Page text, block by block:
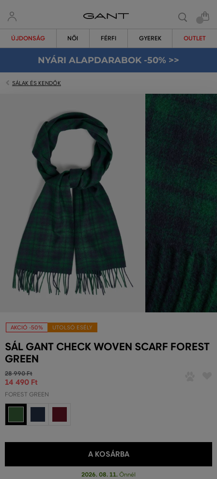
ÚJDONSÁG NŐI FÉRFI GYEREK OUTLET
NYÁRI ALAPDARABOK -50% >>
SÁLAK ÉS KENDŐK
AKCIÓ -50% UTOLSÓ ESÉLY
SÁL GANT CHECK WOVEN SCARF FOREST
GREEN
28 990 Ft
14 490 Ft
FOREST GREEN
A KOSÁRBA
2026. 08. 11. Önnél